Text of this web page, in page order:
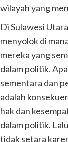
wilayah yang
Di Sulawesi
menyolok di
mereka yang
dalam politik.
sementara dan
adalah
hak dan
dalam politik.
tidak setara